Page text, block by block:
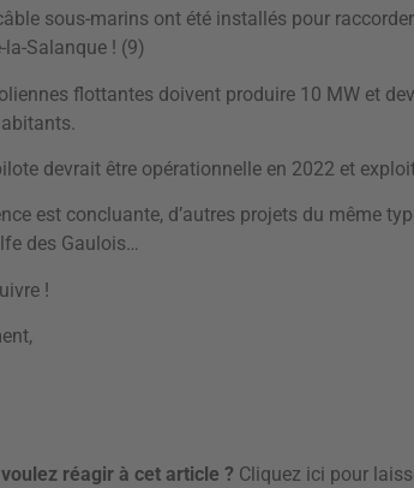
sous-marins ont été installés pour
la-Salanque ! (9)
flottantes doivent produire 10 MW et
devrait être opérationnelle en 2022 et
est concluante, d’autres projets du même
des Gaulois…
!
réagir à cet article ? Cliquez ici pour